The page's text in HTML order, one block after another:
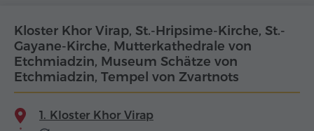
Kloster Khor Virap, St.-Hripsime-Kirche, St.-
Gayane-Kirche, Mutterkathedrale von
Etchmiadzin, Museum Schätze von
Etchmiadzin, Tempel von Zvartnots
1. Kloster Khor Virap